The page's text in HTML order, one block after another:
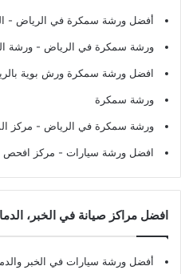
أفضل ورشة سمكرة في الرياض -
ورشة سمكرة في الرياض - ورشة
افضل ورشة سمكرة ورش بوية
ورشة سمكرة
ورشة سمكرة في الرياض - مركز
افضل ورشة سيارات - مركز افحص
افضل مراكز صيانة في الخبر،
أفضل ورشة سيارات في الخبر